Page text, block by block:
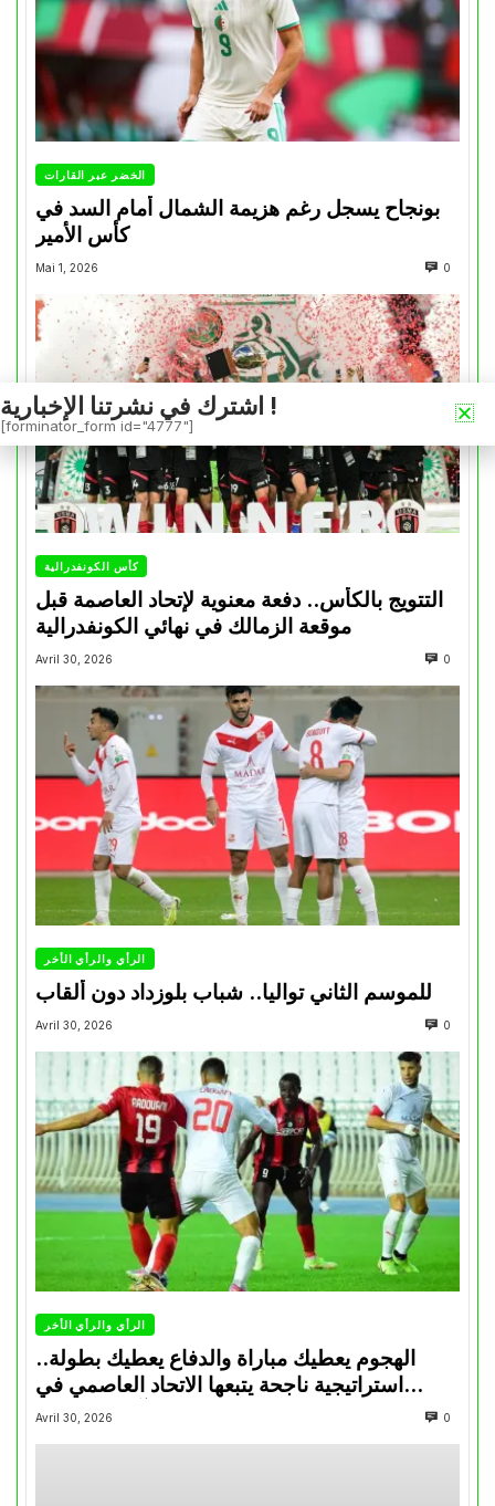
الخضر عبر القارات
بونجاح يسجل رغم هزيمة الشمال أمام السد في
كأس الأمير
Mai 1, 2026 0
كأس الكونفدرالية
التتويج بالكأس.. دفعة معنوية لإتحاد العاصمة قبل
موقعة الزمالك في نهائي الكونفدرالية
Avril 30, 2026 0
الرأي والرأي الأخر
للموسم الثاني تواليا.. شباب بلوزداد دون ألقاب
Avril 30, 2026 0
الرأي والرأي الأخر
الهجوم يعطيك مباراة والدفاع يعطيك بطولة..
استراتيجية ناجحة يتبعها الاتحاد العاصمي في
تتويجاته آخر السنوات
Avril 30, 2026 0
اشترك في نشرتنا الإخبارية !
[forminator_form id="4777"]